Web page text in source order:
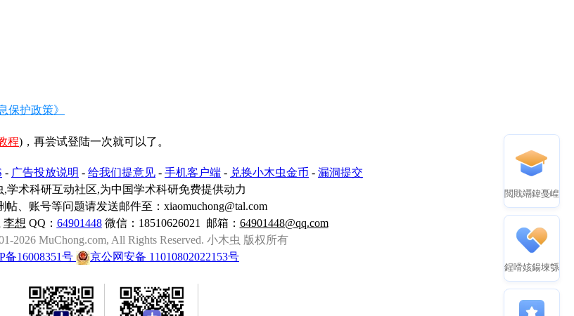
保护政策》
程)，再尝试登陆一次就可以了。
- 广告投放说明 - 给我们提意见 - 手机客户端 - 兑换小木虫金币 - 漏洞提交
,学术科研互动社区,为中国学术科研免费提供动力
帖、账号等问题请发送邮件至：xiaomuchong@tal.com
李想 QQ： 64901448微信：18510626021 邮箱： 64901448@qq.com
2026 MuChong.com, All Rights Reserved. 小木虫 版权所有
备16008351号
京公网安备 11010802022153号
閲戝竵鍏戞崲
鍟嗗姟鍚堜綔